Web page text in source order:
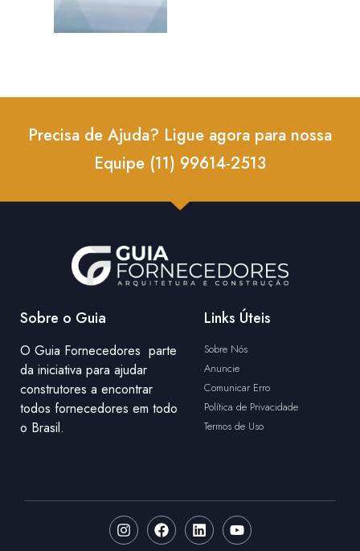
Precisa de Ajuda? Ligue agora para nossa
Equipe (11) 99614-2513
Sobre o Guia
O Guia Fornecedores parte
da iniciativa para ajudar
construtores a encontrar
todos fornecedores em todo
o Brasil.
Links Úteis
Sobre Nós
Anuncie
Comunicar Erro
Política de Privacidade
Termos de Uso